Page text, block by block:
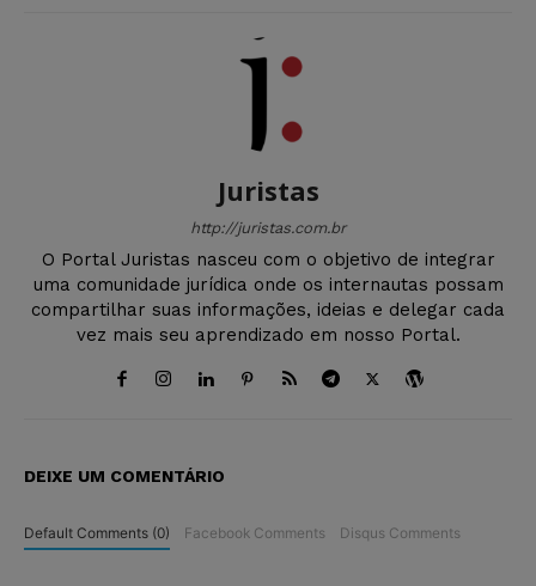
Juristas
http://juristas.com.br
O Portal Juristas nasceu com o objetivo de integrar
uma comunidade jurídica onde os internautas possam
compartilhar suas informações, ideias e delegar cada
vez mais seu aprendizado em nosso Portal.
DEIXE UM COMENTÁRIO
Default Comments (0) Facebook Comments Disqus Comments